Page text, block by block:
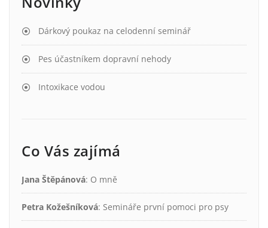
Dárkový poukaz na celodenní seminář
Pes účastníkem dopravní nehody
Intoxikace vodou
Co Vás zajímá
Jana Štěpánová: O mně
Petra Kožešníková: Semináře první pomoci pro psy